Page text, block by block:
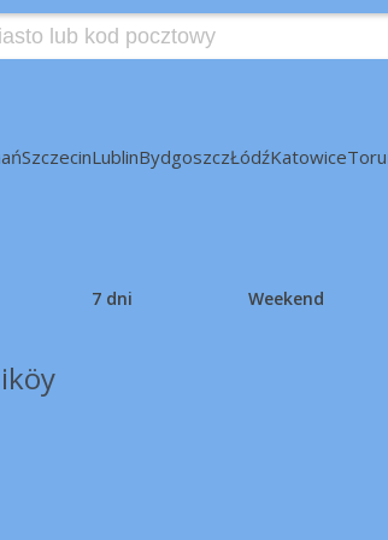
SzczecinLublinBydgoszczŁódźKatowice
7 dni Weekend